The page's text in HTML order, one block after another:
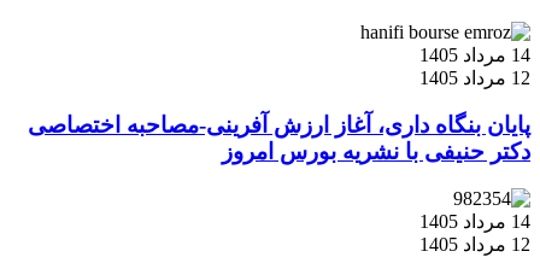
14 مرداد 1405
12 مرداد 1405
پایان بنگاه داری، آغاز ارزش آفرینی-مصاحبه اختصاصی
دکتر حنیفی با نشریه بورس امروز
14 مرداد 1405
12 مرداد 1405